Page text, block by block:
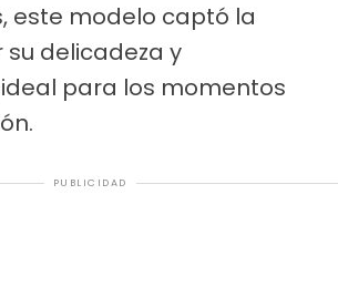
este modelo captó la
delicadeza y
para los momentos
PUBLICIDAD